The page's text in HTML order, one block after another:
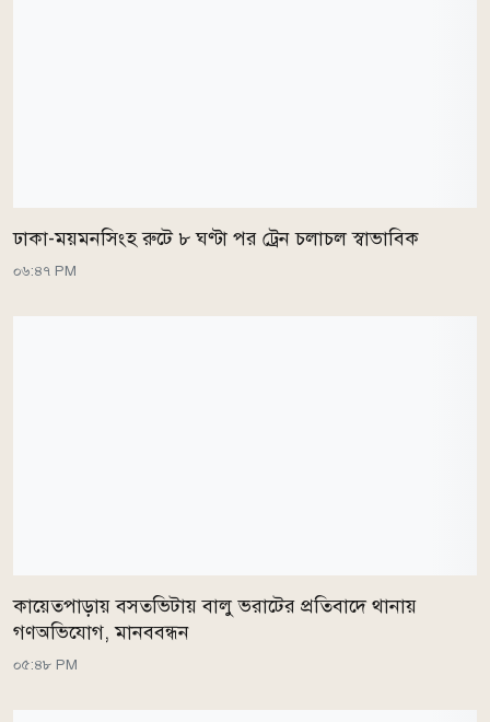
ঢাকা-ময়মনসিংহ রুটে ৮ ঘণ্টা পর ট্রেন চলাচল স্বাভাবিক
০৬:৪৭ PM
কায়েতপাড়ায় বসতভিটায় বালু ভরাটের প্রতিবাদে থানায়
গণঅভিযোগ, মানববন্ধন
০৫:৪৮ PM